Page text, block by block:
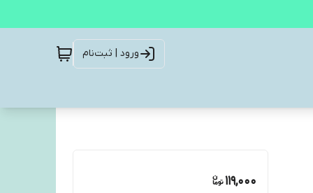
ورود | ثبت‌نام
119,000